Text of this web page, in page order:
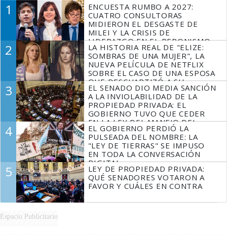
1
ENCUESTA RUMBO A 2027:
CUATRO CONSULTORAS
MIDIERON EL DESGASTE DE
MILEI Y LA CRISIS DE
LIDERAZGO EN EL PERONISMO
2
LA HISTORIA REAL DE "ELIZE:
SOMBRAS DE UNA MUJER", LA
NUEVA PELÍCULA DE NETFLIX
SOBRE EL CASO DE UNA ESPOSA
QUE DESCUARTIZÓ A SU
MARIDO
3
EL SENADO DIO MEDIA SANCIÓN
A LA INVIOLABILIDAD DE LA
PROPIEDAD PRIVADA: EL
GOBIERNO TUVO QUE CEDER
EN LA LEY DEL MANEJO DEL
FUEGO
4
EL GOBIERNO PERDIÓ LA
PULSEADA DEL NOMBRE: LA
"LEY DE TIERRAS" SE IMPUSO
EN TODA LA CONVERSACIÓN
DIGITAL
5
LEY DE PROPIEDAD PRIVADA:
QUÉ SENADORES VOTARON A
FAVOR Y CUÁLES EN CONTRA
Espacio Publicitario